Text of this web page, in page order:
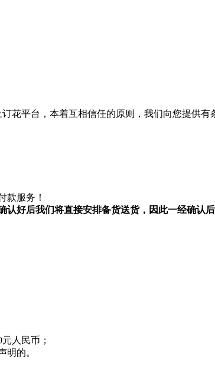
花平台，本着互相信任的原则，我们向您提供有
款服务！
好后我们将直接安排备货送货，因此一经确认
人民币；
明的。